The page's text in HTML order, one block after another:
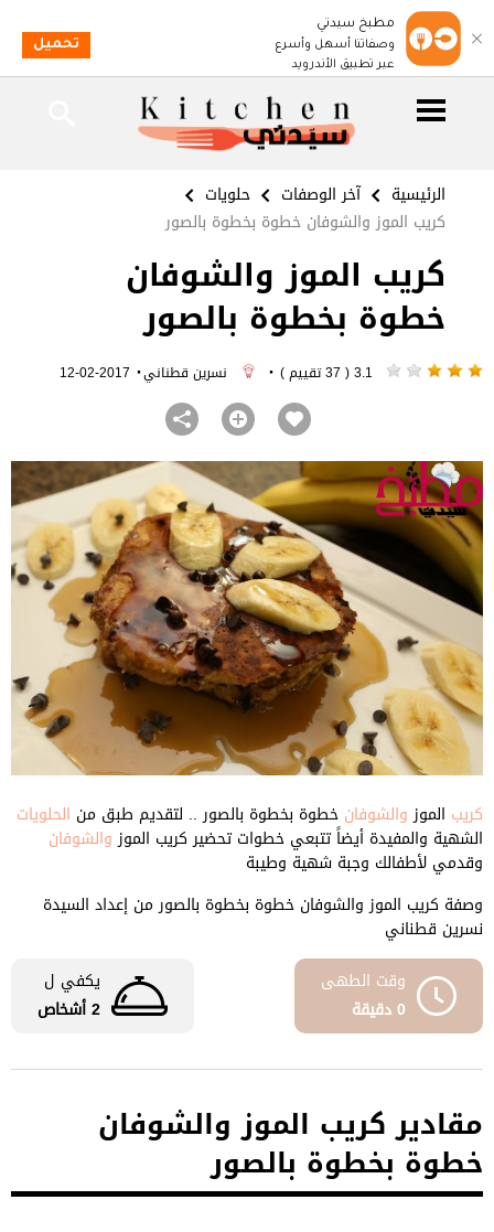
الرئيسية آخر الوصفات
حلويات
كريب الموز والشوفان خطوة بخطوة بالصور
كريب الموز والشوفان
خطوة بخطوة بالصور
· نسرين قطناني·
2017-02-12
كريب الموزوالشوفان خطوة بخطوة بالصور .. لتقديم طبق من الحلويات
الشهية والمفيدة أيضاً تتبعي خطوات تحضير كريب الموزوالشوفان
وقدمي لأطفالك وجبة شهية وطيبة
وصفة كريب الموز والشوفان خطوة بخطوة بالصور من إعداد السيدة
نسرين قطناني
وقت الطهى
0 دقيقة
يكفي ل
2 أشخاص
مقادير كريب الموز والشوفان
خطوة بخطوة بالصور
مطبخ سيدتي
وصفاتنا أسهل وأسرع
عبر تطبيق الأندرويد
تحميل